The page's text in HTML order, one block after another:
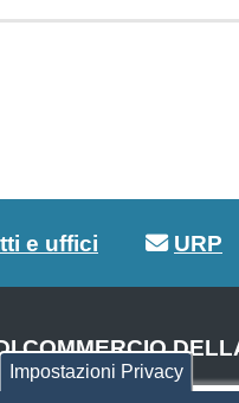
e uffici URP
COMMERCIO
E DEL TIRRENO
Impostazioni Privacy